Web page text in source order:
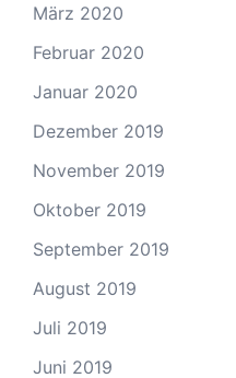
März 2020
Februar 2020
Januar 2020
Dezember 2019
November 2019
Oktober 2019
September 2019
August 2019
Juli 2019
Juni 2019